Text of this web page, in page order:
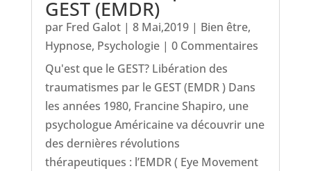
GEST (EMDR)
par Fred Galot| 8 Mai,2019| Bien être,
Hypnose, Psychologie| 0 Commentaires
Qu'est que le GEST? Libération des
traumatismes par le GEST (EMDR ) Dans
les années 1980, Francine Shapiro, une
psychologue Américaine va découvrir une
des dernières révolutions
thérapeutiques : l’EMDR ( Eye Movement